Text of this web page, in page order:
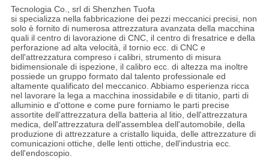
Tecnologia Co., srl di Shenzhen Tuofa
si specializza nella fabbricazione dei pezzi meccanici precisi, non
solo è fornito di numerosa attrezzatura avanzata della macchina
quali il centro di lavorazione di CNC, il centro di fresatrice e della
perforazione ad alta velocità, il tornio ecc. di CNC e
dell'attrezzatura compreso i calibri, strumento di misura
bidimensionale di ispezione, il calibro ecc. di altezza ma inoltre
possiede un gruppo formato dal talento professionale ed
altamente qualificato del meccanico. Abbiamo esperienza ricca
nel lavorare la lega a macchina inossidabile e di titanio, parti di
alluminio e d'ottone e come pure forniamo le parti precise
assortite dell'attrezzatura della batteria al litio, dell'attrezzatura
medica, dell'attrezzatura dell'assemblea dell'automobile, della
produzione di attrezzature a cristallo liquida, delle attrezzature di
comunicazioni ottiche, delle lenti ottiche, dell'industria ecc.
dell'endoscopio.